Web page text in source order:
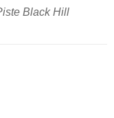
Black Hill